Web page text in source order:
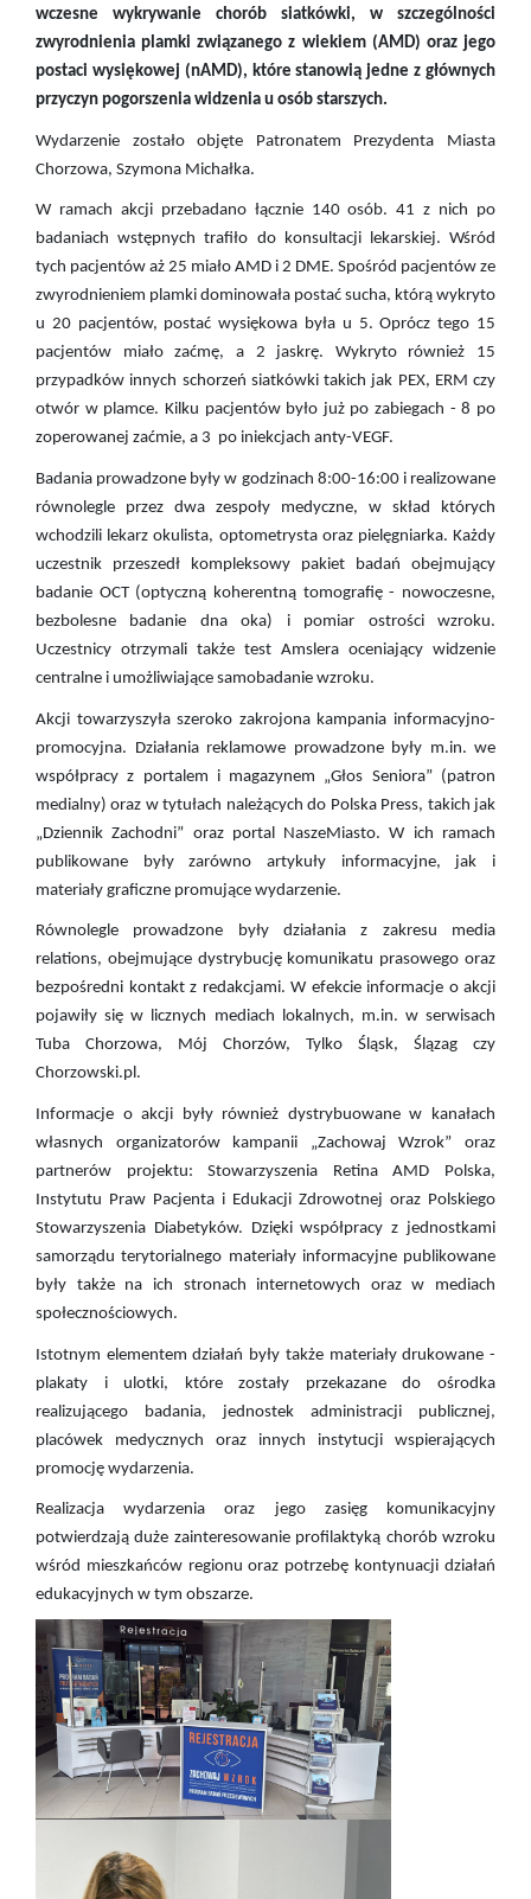
wczesne wykrywanie chorób siatkówki, w szczególności
zwyrodnienia plamki związanego z wiekiem (AMD) oraz jego
postaci wysiękowej (nAMD), które stanowią jedne z głównych
przyczyn pogorszenia widzenia u osób starszych.
Wydarzenie zostało objęte Patronatem Prezydenta Miasta
Chorzowa, Szymona Michałka.
W ramach akcji przebadano łącznie 140 osób. 41 z nich po
badaniach wstępnych trafiło do konsultacji lekarskiej. Wśród
tych pacjentów aż 25 miało AMD i 2 DME. Spośród pacjentów ze
zwyrodnieniem plamki dominowała postać sucha, którą wykryto
u 20 pacjentów, postać wysiękowa była u 5. Oprócz tego 15
pacjentów miało zaćmę, a 2 jaskrę. Wykryto również 15
przypadków innych schorzeń siatkówki takich jak PEX, ERM czy
otwór w plamce. Kilku pacjentów było już po zabiegach - 8 po
zoperowanej zaćmie, a 3 po iniekcjach anty-VEGF.
Badania prowadzone były w godzinach 8:00-16:00 i realizowane
równolegle przez dwa zespoły medyczne, w skład których
wchodzili lekarz okulista, optometrysta oraz pielęgniarka. Każdy
uczestnik przeszedł kompleksowy pakiet badań obejmujący
badanie OCT (optyczną koherentną tomografię - nowoczesne,
bezbolesne badanie dna oka) i pomiar ostrości wzroku.
Uczestnicy otrzymali także test Amslera oceniający widzenie
centralne i umożliwiające samobadanie wzroku.
Akcji towarzyszyła szeroko zakrojona kampania informacyjno-
promocyjna. Działania reklamowe prowadzone były m.in. we
współpracy z portalem i magazynem „Głos Seniora” (patron
medialny) oraz w tytułach należących do Polska Press, takich jak
„Dziennik Zachodni” oraz portal NaszeMiasto. W ich ramach
publikowane były zarówno artykuły informacyjne, jak i
materiały graficzne promujące wydarzenie.
Równolegle prowadzone były działania z zakresu media
relations, obejmujące dystrybucję komunikatu prasowego oraz
bezpośredni kontakt z redakcjami. W efekcie informacje o akcji
pojawiły się w licznych mediach lokalnych, m.in. w serwisach
Tuba Chorzowa, Mój Chorzów, Tylko Śląsk, Ślązag czy
Chorzowski.pl.
Informacje o akcji były również dystrybuowane w kanałach
własnych organizatorów kampanii „Zachowaj Wzrok” oraz
partnerów projektu: Stowarzyszenia Retina AMD Polska,
Instytutu Praw Pacjenta i Edukacji Zdrowotnej oraz Polskiego
Stowarzyszenia Diabetyków. Dzięki współpracy z jednostkami
samorządu terytorialnego materiały informacyjne publikowane
były także na ich stronach internetowych oraz w mediach
społecznościowych.
Istotnym elementem działań były także materiały drukowane -
plakaty i ulotki, które zostały przekazane do ośrodka
realizującego badania, jednostek administracji publicznej,
placówek medycznych oraz innych instytucji wspierających
promocję wydarzenia.
Realizacja wydarzenia oraz jego zasięg komunikacyjny
potwierdzają duże zainteresowanie profilaktyką chorób wzroku
wśród mieszkańców regionu oraz potrzebę kontynuacji działań
edukacyjnych w tym obszarze.